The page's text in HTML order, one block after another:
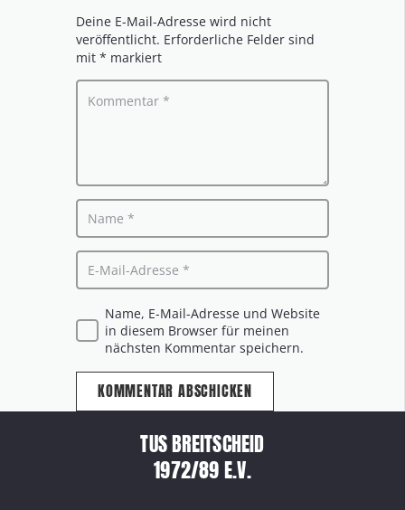
Deine E-Mail-Adresse wird nicht
veröffentlicht. Erforderliche Felder sind
mit * markiert
Name, E-Mail-Adresse und Website
in diesem Browser für meinen
nächsten Kommentar speichern.
KOMMENTAR ABSCHICKEN
TUS BREITSCHEID
1972/89 E.V.